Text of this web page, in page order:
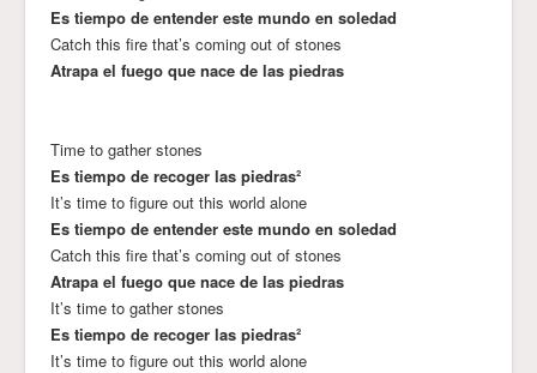
Es tiempo de entender este mundo en soledad
Catch this fire that’s coming out of stones
Atrapa el fuego que nace de las piedras
Тime to gather stones
Es tiempo de recoger las piedras²
It’s time to figure out this world alone
Es tiempo de entender este mundo en soledad
Catch this fire that’s coming out of stones
Atrapa el fuego que nace de las piedras
It’s time to gather stones
Es tiempo de recoger las piedras²
It’s time to figure out this world alone